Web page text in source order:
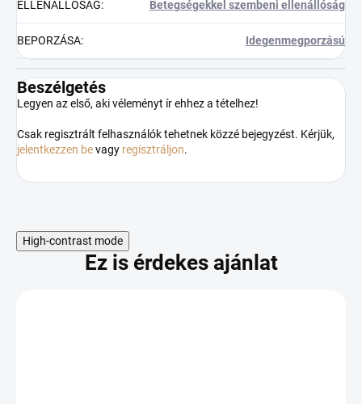
ELLENÁLLÓSÁG: Betegségekkel szembeni ellenállóság
BEPORZÁSA: Idegenmegporzású
Beszélgetés
Legyen az első, aki véleményt ír ehhez a tételhez!
Csak regisztrált felhasználók tehetnek közzé bejegyzést. Kérjük,
jelentkezzen bevagy regisztráljon.
High-contrast mode
Ez is érdekes ajánlat